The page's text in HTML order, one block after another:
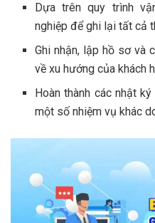
Dựa trên quy trình
nghiệp để ghi lại tất cả
Ghi nhận, lập hồ sơ và
về xu hướng của khách
Hoàn thành các nhật
một số nhiệm vụ khác